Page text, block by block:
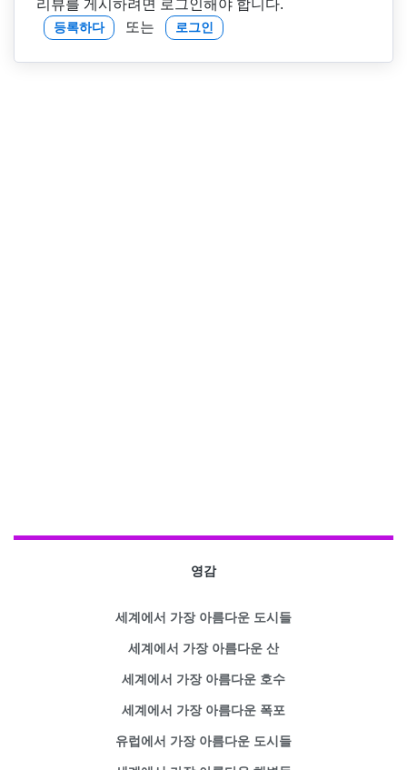
리뷰를 게시하려면 로그인해야 합니다.
등록하다 또는 로그인
영감
세계에서 가장 아름다운 도시들
세계에서 가장 아름다운 산
세계에서 가장 아름다운 호수
세계에서 가장 아름다운 폭포
유럽에서 가장 아름다운 도시들